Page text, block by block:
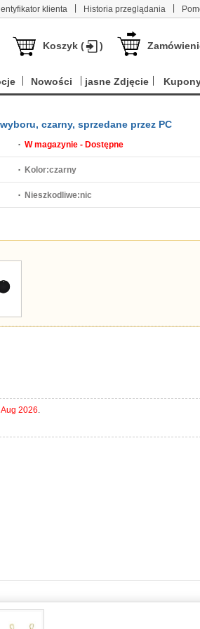
klienta Historia przeglądania
Koszyk ( )
Nowości jasne Zdjęcie
czarny, sprzedane przez PC
W magazynie - Dostępne
Kolor:czarny
Nieszkodliwe:nic
2026.